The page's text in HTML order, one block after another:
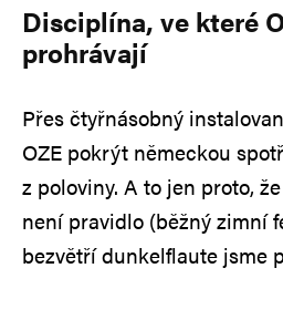
Disciplína, ve které
prohrávají
Přes čtyřnásobný
OZE pokrýt německou
z poloviny. A to jen proto,
není pravidlo (běžný zimní
bezvětří dunkelflaute jsme